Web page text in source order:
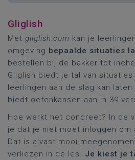
Gliglish
Met gliglish.com kan je
omgeving bepaalde situaties
bestellen bij de bakker tot
Gliglish biedt je tal van situaties
leerlingen aan de slag kan
biedt oefenkansen aan in 39
Hoe werkt het concreet? In de
je dat je niet moet inloggen om
Dat is alvast mooi
verliezen in de les. Je kiest je